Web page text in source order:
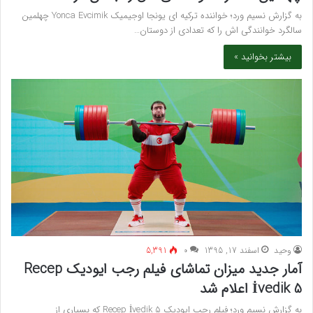
به گزارش نسیم ورد؛ خواننده ترکیه ای یونجا اوجیمیک Yonca Evcimik چهلمین
سالگرد خوانندگی اش را که تعدادی از دوستان…
بیشتر بخوانید »
وحید اسفند 17, 1395 ۰ 5,391
آمار جدید میزان تماشای فیلم رجب ایودیک Recep
İvedik 5 اعلام شد
به گزارش نسیم ورد؛ فیلم رجب ایودیک Recep İvedik 5 که بسیاری از